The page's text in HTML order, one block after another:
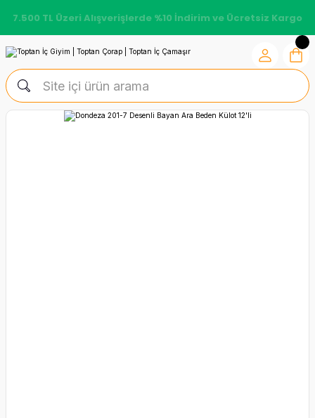
7.500 TL Üzeri Alışverişlerde %10 İndirim ve Ücretsiz Kargo